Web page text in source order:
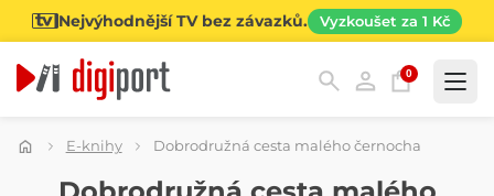
Nejvýhodnější TV bez závazků. Vyzkoušet za 1 Kč
0
Kategorie
E-knihy Dobrodružná cesta malého černocha
E-KNIHA